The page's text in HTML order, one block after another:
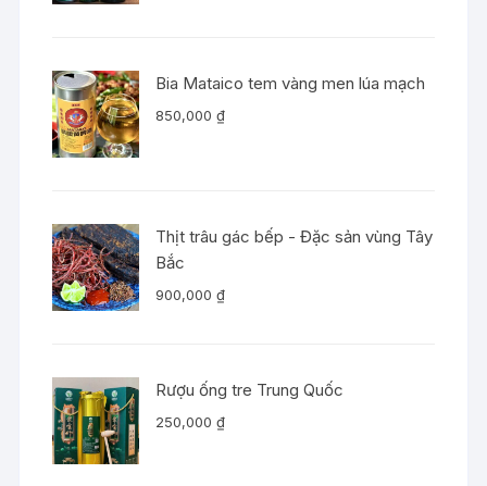
Bia Mataico tem vàng men lúa mạch
850,000₫
Thịt trâu gác bếp - Đặc sản vùng Tây
Bắc
900,000₫
Rượu ống tre Trung Quốc
250,000₫